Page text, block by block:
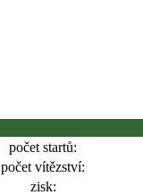
počet startů:
počet vítězství:
zisk: